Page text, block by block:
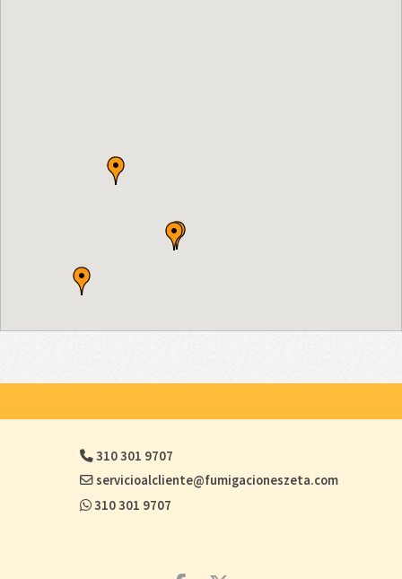
310 301 9707
servicioalcliente@fumigacioneszeta.com
310 301 9707